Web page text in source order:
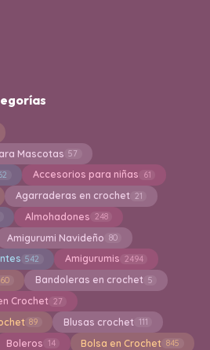
Mascotas 57
Accesorios para niñas 61
Agarraderas en crochet 21
Almohadones 248
Amigurumi Navideño 80
542 Amigurumis 2494
60 Bandoleras en crochet 5
Crochet 27
89 Blusas crochet 111
Boleros 14 Bolsa en Crochet 845